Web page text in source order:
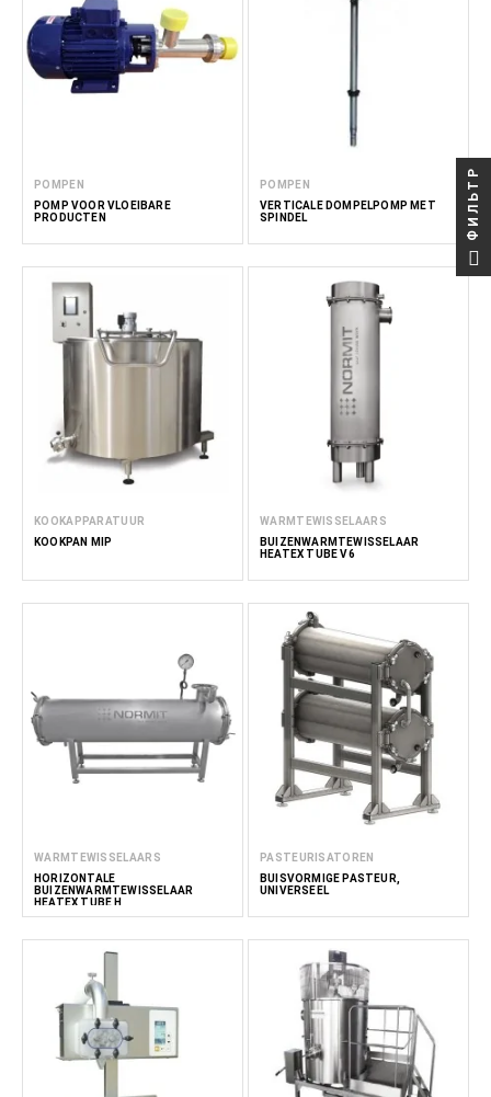
POMPEN
POMP VOOR VLOEIBARE
PRODUCTEN
POMPEN
VERTICALE DOMPELPOMP MET
SPINDEL
KOOKAPPARATUUR
KOOKPAN MIP
WARMTEWISSELAARS
BUIZENWARMTEWISSELAAR
HEATEX TUBE V6
WARMTEWISSELAARS
HORIZONTALE
BUIZENWARMTEWISSELAAR
HEATEX TUBE H
PASTEURISATOREN
BUISVORMIGE PASTEUR,
UNIVERSEEL
ФИЛЬТР